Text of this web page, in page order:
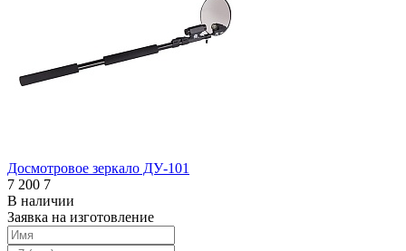
Досмотровое зеркало ДУ-101
7 200 7
В наличии
Заявка на изготовление